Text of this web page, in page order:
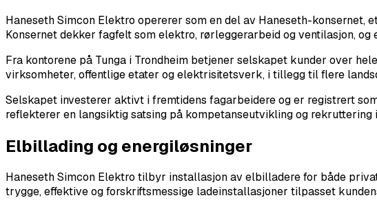
Haneseth Simcon Elektro opererer som en del av Haneseth-
Konsernet dekker fagfelt som elektro, rørleggerarbeid og ventilasjon,
Fra kontorene på Tunga i Trondheim betjener selskapet kunder over
virksomheter, offentlige etater og elektrisitetsverk, i tillegg til flere
Selskapet investerer aktivt i fremtidens fagarbeidere og er registrert
reflekterer en langsiktig satsing på kompetanseutvikling og rekruttering
Elbillading og energiløsninger
Haneseth Simcon Elektro tilbyr installasjon av elbilladere for både
trygge, effektive og forskriftsmessige ladeinstallasjoner tilpasset